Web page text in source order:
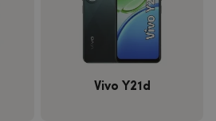
Vivo Y21d